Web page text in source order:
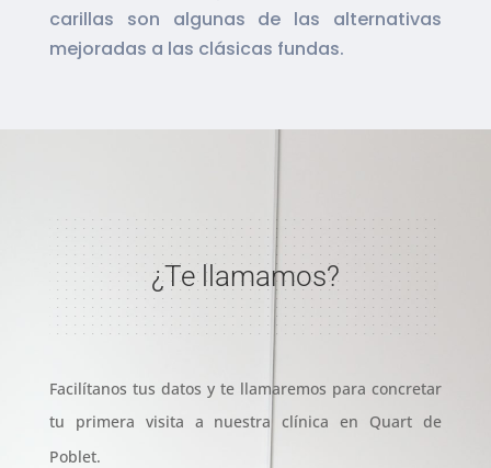
carillas son algunas de las alternativas
mejoradas a las clásicas fundas.
¿Te llamamos?
Facilítanos tus datos y te llamaremos para concretar
tu primera visita a nuestra clínica en Quart de
Poblet.